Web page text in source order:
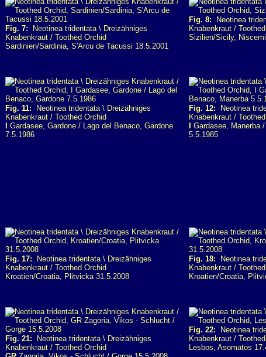
Fig. 7: Neotinea tridentata \ Dreizähniges
Knabenkraut / Toothed Orchid
Sardinien/Sardinia, S'Arcu de Tacussi 18.5.2001
Fig. 8: Neotinea
Knabenkraut /
Sizilien/Sicily,
Fig. 11: Neotinea tridentata \ Dreizähniges
Knabenkraut / Toothed Orchid
Gardasee, Gardone / Lago del Benaco, Gardone
7.5.1986
Fig. 12: Neotinea
Knabenkraut /
Gardasee, Manerba
5.5.1985
Fig. 17: Neotinea tridentata \ Dreizähniges
Knabenkraut / Toothed Orchid
Kroatien/Croatia, Plitvicka 31.5.2008
Fig. 18: Neotinea
Knabenkraut /
Kroatien/Croatia,
Fig. 21: Neotinea tridentata \ Dreizähniges
Knabenkraut / Toothed Orchid
Fig. 22: Neotinea
Knabenkraut /
Lesbos, Asomatos